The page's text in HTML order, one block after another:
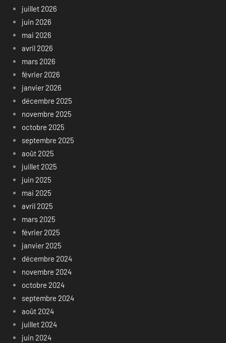
juillet 2026
juin 2026
mai 2026
avril 2026
mars 2026
février 2026
janvier 2026
décembre 2025
novembre 2025
octobre 2025
septembre 2025
août 2025
juillet 2025
juin 2025
mai 2025
avril 2025
mars 2025
février 2025
janvier 2025
décembre 2024
novembre 2024
octobre 2024
septembre 2024
août 2024
juillet 2024
juin 2024